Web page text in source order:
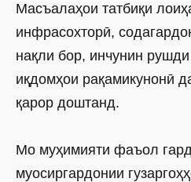
Масъалаҳои татбиқи
инфрасохторӣ,
нақли бор, инчунин рушди
иқдомҳои рақамикунонӣ
қарор доштанд.
Мо муҳимияти фаъол
муосиргардонии